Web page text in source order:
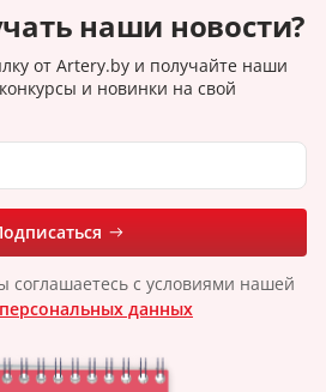
наши новости?
от Artery.by и получайте наши
и новинки на свой
соглашаетесь с условиями нашей
данных